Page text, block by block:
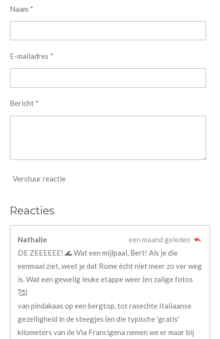
Naam *
E-mailadres *
Bericht *
Verstuur reactie
Reacties
Nathalie
een maand geleden
​DE ZEEEEEE! 🌊 Wat een mijlpaal, Bert! Als je die
eenmaal ziet, weet je dat Rome écht niet meer zo ver weg
is. Wat een gewelig leuke etappe weer (en zalige fotos
🥰)
van pindakaas op een bergtop, tot rasechte Italiaanse
gezelligheid in de steegjes (en die typische 'gratis'
kilometers van de Via Francigena nemen we er maar bij